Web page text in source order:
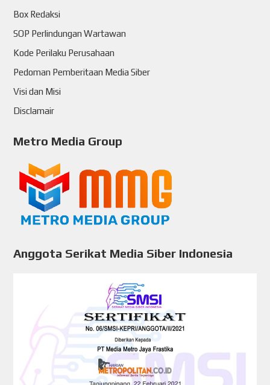
Box Redaksi
SOP Perlindungan Wartawan
Kode Perilaku Perusahaan
Pedoman Pemberitaan Media Siber
Visi dan Misi
Disclamair
Metro Media Group
Anggota Serikat Media Siber Indonesia